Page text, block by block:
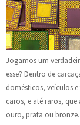
Jogamos um
esse? Dentro de
domésticos, veículos
caros, e até raros,
ouro, prata ou